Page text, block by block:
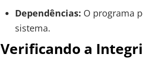
Dependências: O programa
sistema.
Verificando a